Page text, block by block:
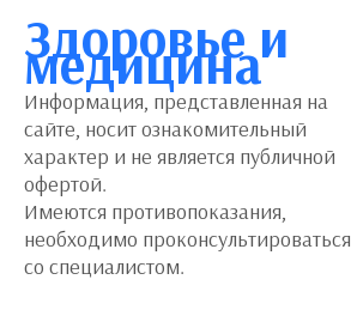
Здоровье и
медицина
Информация, представленная на
сайте, носит ознакомительный
характер и не является публичной
офертой.
Имеются противопоказания,
необходимо проконсультироваться
со специалистом.